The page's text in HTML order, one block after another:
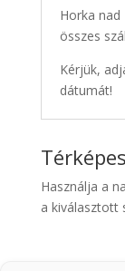
Horka
összes
Kérjük,
dátumát!
Használja a
a kiválasztott